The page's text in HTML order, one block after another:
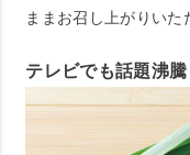
ままお召し上がりいた
テレビでも話題沸